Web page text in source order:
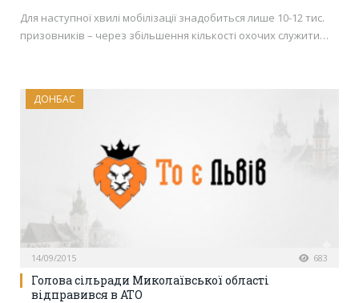
Для наступної хвилі мобілізації знадобиться лише 10-12 тис.
призовників – через збільшення кількості охочих служити…
ДОНБАС
14/09/2015 683
Голова сільради Миколаївської області
відправився в АТО